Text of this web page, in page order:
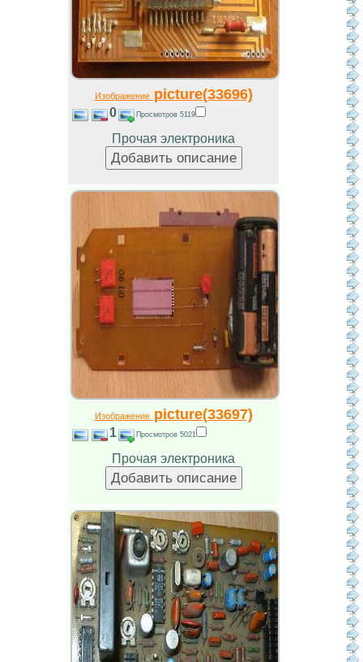
Изображениеpicture(33696)
0 Просмотров 5119
Прочая электроника
Изображениеpicture(33697)
1 Просмотров 5021
Прочая электроника